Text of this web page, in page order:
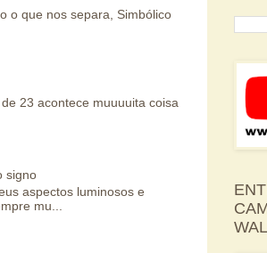
o que nos separa, Simbólico
23 acontece muuuuita coisa
signo
aspectos luminosos e
mu...